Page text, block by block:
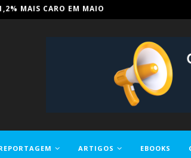
IN PARA TORNAR A EDUCAÇÃO...
ARTIGOS EBOOKS